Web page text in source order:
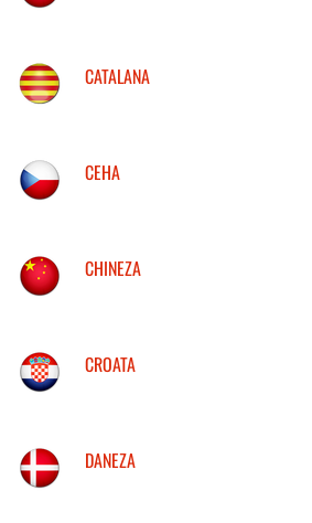
CATALANA
CEHA
CHINEZA
CROATA
DANEZA